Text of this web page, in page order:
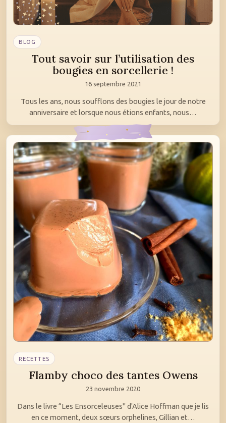
BLOG
Tout savoir sur l’utilisation des
bougies en sorcellerie !
16 septembre 2021
Tous les ans, nous soufflons des bougies le jour de notre
anniversaire et lorsque nous étions enfants, nous…
RECETTES
Flamby choco des tantes Owens
23 novembre 2020
Dans le livre “Les Ensorceleuses" d'Alice Hoffman que je lis
en ce moment, deux sœurs orphelines, Gillian et…